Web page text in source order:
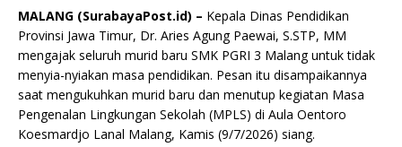
MALANG (SurabayaPost.id) – Kepala Dinas Pendidikan
Provinsi Jawa Timur, Dr. Aries Agung Paewai, S.STP, MM
mengajak seluruh murid baru SMK PGRI 3 Malang untuk tidak
menyia-nyiakan masa pendidikan. Pesan itu disampaikannya
saat mengukuhkan murid baru dan menutup kegiatan Masa
Pengenalan Lingkungan Sekolah (MPLS) di Aula Oentoro
Koesmardjo Lanal Malang, Kamis (9/7/2026) siang.